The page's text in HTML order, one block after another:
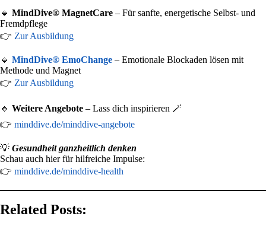
🔹 MindDive® MagnetCare – Für sanfte, energetische Selbst- und
Fremdpflege
👉 Zur Ausbildung
🔹 MindDive® EmoChange – Emotionale Blockaden lösen mit
Methode und Magnet
👉 Zur Ausbildung
🔸 Weitere Angebote – Lass dich inspirieren 🪄
👉 minddive.de/minddive-angebote
💡 Gesundheit ganzheitlich denken
Schau auch hier für hilfreiche Impulse:
👉 minddive.de/minddive-health
Related Posts: